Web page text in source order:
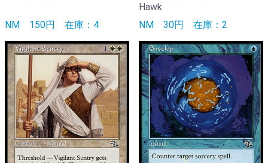
NM 150円 在庫：4
Hawk
NM 30円 在庫：2